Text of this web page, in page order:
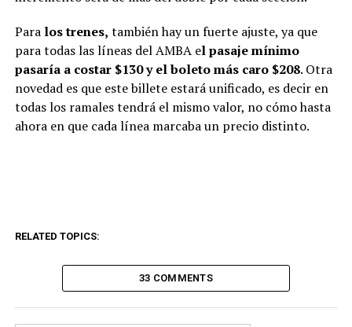
Para los trenes, también hay un fuerte ajuste, ya que
para todas las líneas del AMBA el pasaje mínimo
pasaría a costar $130 y el boleto más caro $208. Otra
novedad es que este billete estará unificado, es decir en
todas los ramales tendrá el mismo valor, no cómo hasta
ahora en que cada línea marcaba un precio distinto.
RELATED TOPICS:
33 COMMENTS